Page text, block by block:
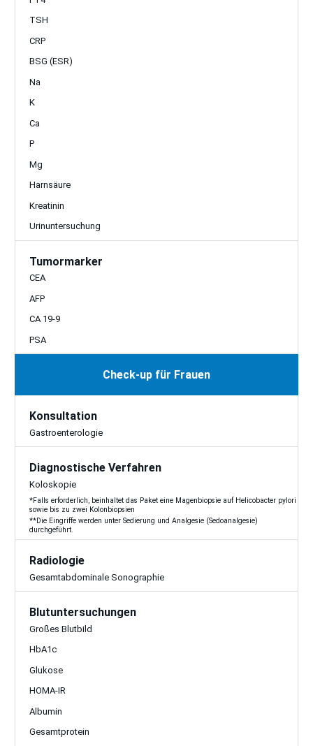
TSH
CRP
BSG (ESR)
Na
K
Ca
P
Mg
Harnsäure
Kreatinin
Urinuntersuchung
Tumormarker
CEA
AFP
CA 19-9
PSA
Check-up für Frauen
Konsultation
Gastroenterologie
Diagnostische Verfahren
Koloskopie
*Falls erforderlich, beinhaltet das Paket eine Magenbiopsie auf Helicobacter pylori
sowie bis zu zwei Kolonbiopsien
**Die Eingriffe werden unter Sedierung und Analgesie (Sedoanalgesie)
durchgeführt.
Radiologie
Gesamtabdominale Sonographie
Blutuntersuchungen
Großes Blutbild
HbA1c
Glukose
HOMA-IR
Albumin
Gesamtprotein